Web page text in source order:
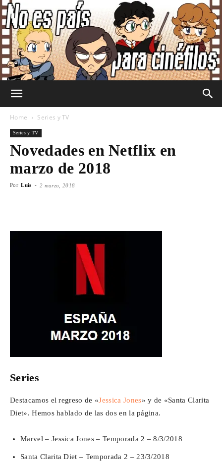
Es
Home Series y TV
Series y TV
Novedades en Netflix en
marzo de 2018
Por Luis - 2 marzo, 2018
Series
Destacamos el regreso de «Jessica Jones» y de «Santa Clarita
Diet». Hemos hablado de las dos en la página.
Marvel – Jessica Jones – Temporada 2 – 8/3/2018
Santa Clarita Diet – Temporada 2 – 23/3/2018